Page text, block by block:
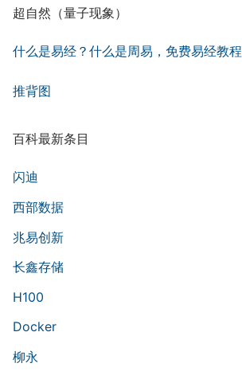
超自然（量子现象）
什么是易经？什么是周易，免费易经教程
推背图
百科最新条目
闪迪
西部数据
兆易创新
长鑫存储
H100
Docker
柳永